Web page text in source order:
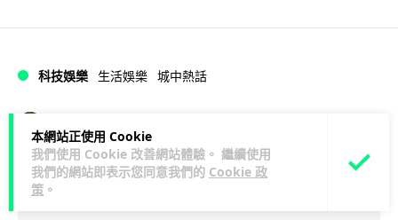
本網站正使用 Cookie
我們使用 Cookie 改善網站體驗。 繼續使用
我們的網站即表示您同意我們的 Cookie 政
策 。
科技娛樂 生活娛樂 城中熱話
葵芳街燈狂閃近 1 小時 網民笑稱「幻彩
泳葵芳」